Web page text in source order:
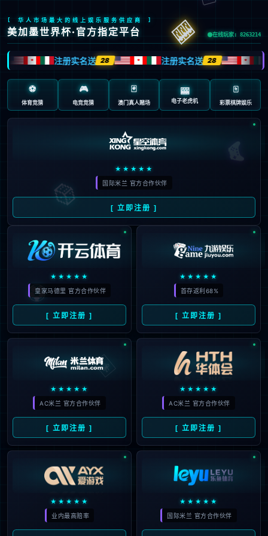
首页 包含"1"标签的文章
09
2026
205
杨瀚森5分西亚卡姆22分 开拓
者大胜步行者
#1#开拓者# 助攻#步行者#NBA#亨德
森#杨瀚森#篮板 #卡姆#消息资讯#格兰特
21+9+6+3填满数据栏 杨瀚森
险打破G联赛个人得分纪录